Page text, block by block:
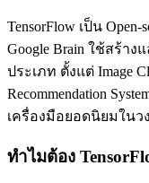
TensorFlow เป็น Open-
Google Brain ใช้สร้าง
ประเภท ตั้งแต่ Image
Recommendation
เครื่องมือยอดนิยมในว
ทำไมต้อง